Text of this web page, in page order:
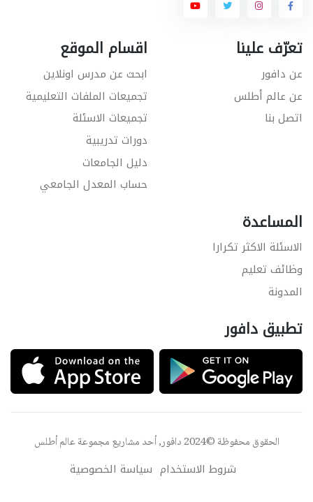
تعرّف علينا
عن دافور
عن عالم أطلس
اتصل بنا
اقسام الموقع
ابحث عن مدرس اونلاين
تجميعات الملفات التعليمية
تجميعات الاسئلة
دورات تدريبية
دليل الجامعات
حساب المعدل الجامعي
المساعدة
الاسئلة الاكثر تكرارا
وظائف تعليم
المدونة
تطبيق دافور
الحقوق محفوظة ©2024 دافور, أحد مشاريع مجموعة عالم أطلس
شروط الاستخدام سياسة الخصوصية